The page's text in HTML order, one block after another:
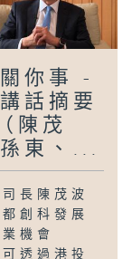
你事 -
話摘要
陳茂
東、...
長陳茂波
創科發展
機會
透過港投